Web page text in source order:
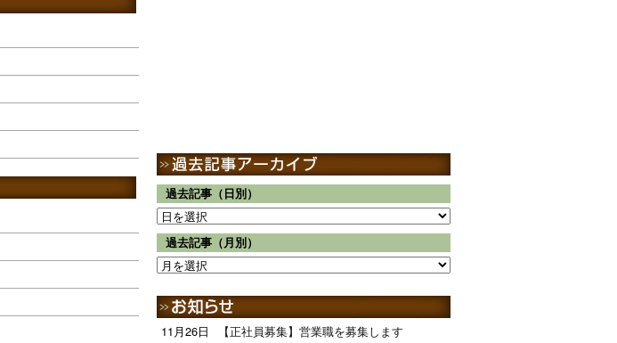
過去記事（日別）
過去記事（月別）
11月26日 【正社員募集】営業職を募集します